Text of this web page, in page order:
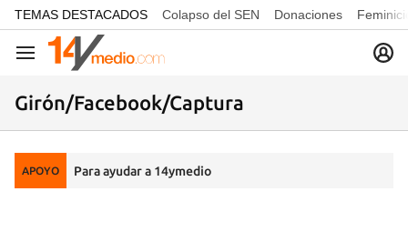
common.go-to-content
TEMAS DESTACADOS Colapso del SEN Donaciones
Navegación
Girón/Facebook/Captura
APOYO Para ayudar a 14ymedio